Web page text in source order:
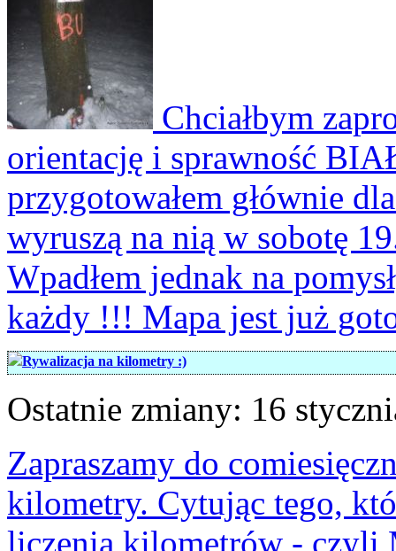
Chciałbym
orientację i sprawność
przygotowałem głównie
wyruszą na nią w sobotę
Wpadłem jednak na
każdy !!! Mapa jest już
Rywalizacja na kilometry :)
Ostatnie zmiany: 16
Zapraszamy do
kilometry. Cytując tego,
liczenia kilometrów - czyli